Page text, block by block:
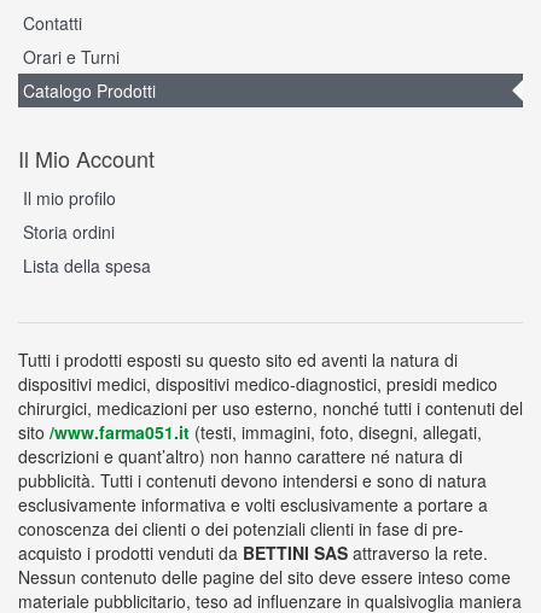
Contatti
Orari e Turni
Catalogo Prodotti
Il Mio Account
Il mio profilo
Storia ordini
Lista della spesa
Tutti i prodotti esposti su questo sito ed aventi la natura di
dispositivi medici, dispositivi medico-diagnostici, presidi medico
chirurgici, medicazioni per uso esterno, nonché tutti i contenuti del
sito /www.farma051.it (testi, immagini, foto, disegni, allegati,
descrizioni e quant’altro) non hanno carattere né natura di
pubblicità. Tutti i contenuti devono intendersi e sono di natura
esclusivamente informativa e volti esclusivamente a portare a
conoscenza dei clienti o dei potenziali clienti in fase di pre-
acquisto i prodotti venduti da BETTINI SAS attraverso la rete.
Nessun contenuto delle pagine del sito deve essere inteso come
materiale pubblicitario, teso ad influenzare in qualsivoglia maniera